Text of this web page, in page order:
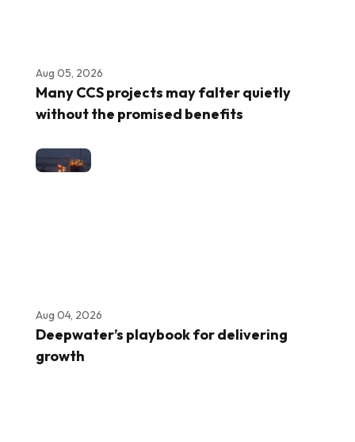
Aug 05, 2026
Many CCS projects may falter quietly
without the promised benefits
Aug 04, 2026
Deepwater’s playbook for delivering
growth